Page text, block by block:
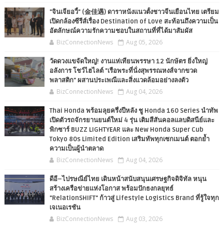
"จินเจียอวี้" (金佳遇) ดาราหนังแนวตั้งชาวจีนเยือนไทย เตรียม
เปิดกล้องซีรีส์เรื่อง Destination of Love สะท้อนถึงความเป็น
อัตลักษณ์ความรักความชอบในสถานที่ที่ได้มาสัมผัส
BizConnectionNews Aug 05, 2026
วัดดวงแขจัดใหญ่! งานแห่เทียนพรรษา 12 นักษัตร ยิ่งใหญ่
อลังการ โชว์ไฮไลต์ "เรือพระที่นั่งสุพรรณหงส์จากขวด
พลาสติก" ผสานประเพณีและสิ่งแวดล้อมอย่างลงตัว
BizConnectionNews Aug 04, 2026
Thai Honda พร้อมลุยครึ่งปีหลัง ชู Honda 160 Series นำทัพ
เปิดตัวรถจักรยานยนต์ใหม่ 4 รุ่น เติมสีสันคอลแลบดิสนีย์และ
พิกซาร์ BUZZ LIGHTYEAR และ New Honda Super Cub
Tokyo 80s Limited Edition เสริมทัพทุกเซกเมนต์ ตอกย้ำ
ความเป็นผู้นำตลาด
BizConnectionNews Aug 04, 2026
ดีอี–ไปรษณีย์ไทย เดินหน้าสนับสนุนเศรษฐกิจดิจิทัล หนุน
สร้างเครือข่ายแห่งโอกาส พร้อมปักธงกลยุทธ์
"RelationSHIFT" ก้าวสู่ Lifestyle Logistics Brand ที่รู้ใจทุก
เจเนอเรชัน
BizConnectionNews Aug 03, 2026